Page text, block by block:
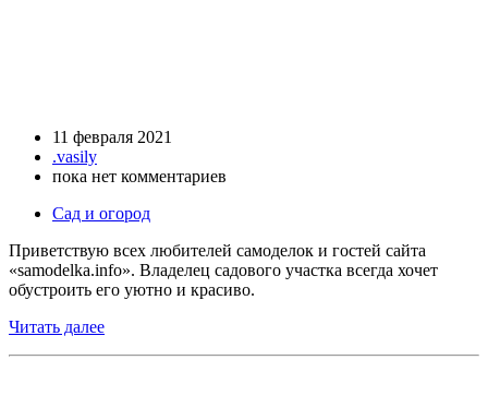
11 февраля 2021
.vasily
пока нет комментариев
Сад и огород
Приветствую всех любителей самоделок и гостей сайта
«samodelka.info». Владелец садового участка всегда хочет
обустроить его уютно и красиво.
Читать далее